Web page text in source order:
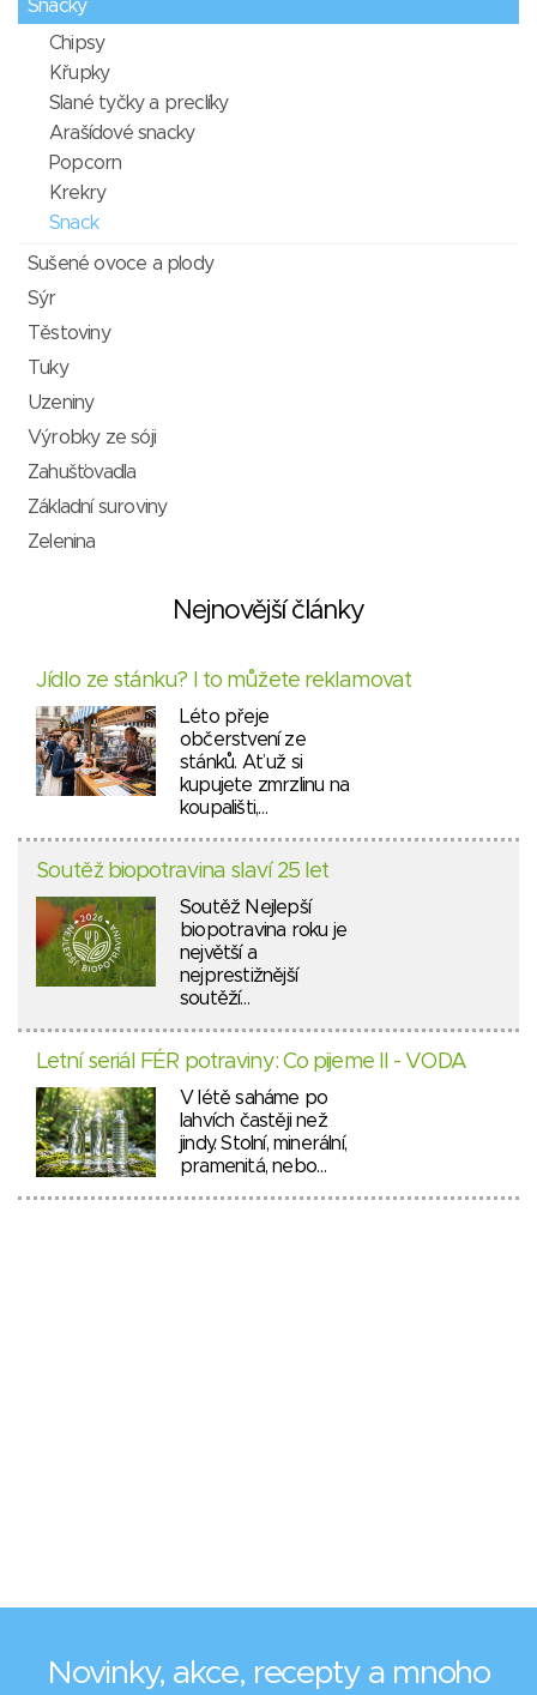
Snacky
Chipsy
Křupky
Slané tyčky a preclíky
Arašídové snacky
Popcorn
Krekry
Snack
Sušené ovoce a plody
Sýr
Těstoviny
Tuky
Uzeniny
Výrobky ze sóji
Zahušťovadla
Základní suroviny
Zelenina
Nejnovější články
Jídlo ze stánku? I to můžete reklamovat
Léto přeje
občerstvení ze
stánků. Ať už si
kupujete zmrzlinu na
koupališti,…
Soutěž biopotravina slaví 25 let
Soutěž Nejlepší
biopotravina roku je
největší a
nejprestižnější
soutěží…
Letní seriál FÉR potraviny: Co pijeme II - VODA
V létě saháme po
lahvích častěji než
jindy. Stolní, minerální,
pramenitá, nebo…
Novinky, akce, recepty a mnoho